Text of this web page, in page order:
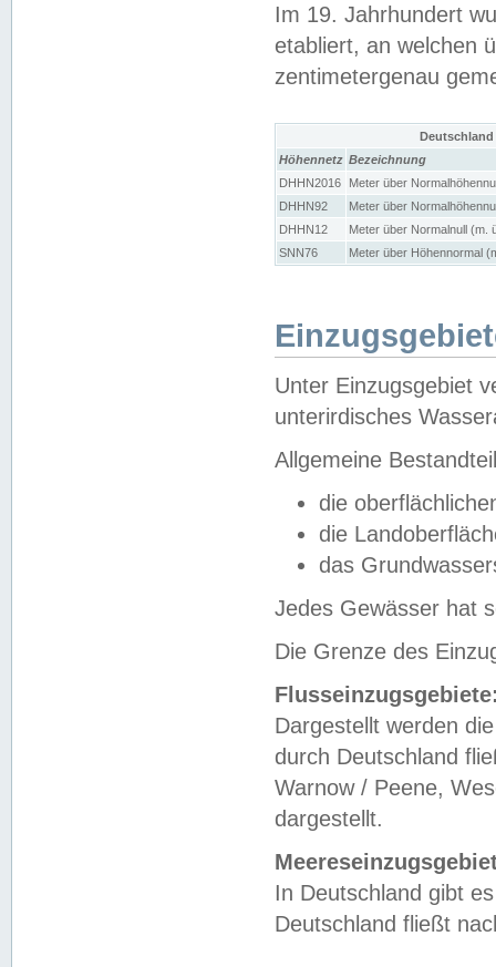
Im 19. Jahrhundert
etabliert, an welchen
zentimetergenau
Höhennetz Bezeichnung
DHHN2016
Meter über
DHHN92
Meter über
DHHN12
Meter über Normalnull (m.
SNN76
Meter über Höhennormal
Unter Einzugsgebiet
unterirdisches
Allgemeine
die
die
das
Jedes Gewässer hat
Die Grenze des
Dargestellt werden
durch Deutschland
Warnow / Peene,
dargestellt.
In Deutschland gibt
Deutschland fließt